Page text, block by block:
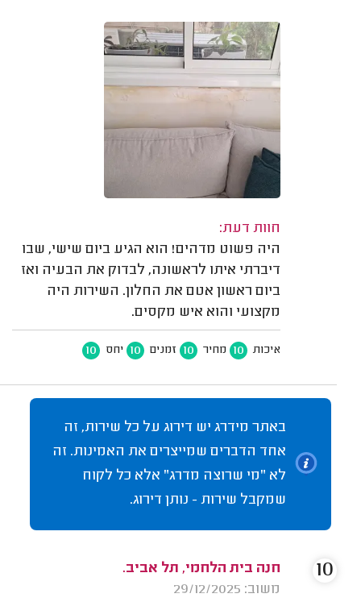
חוות דעת:
היה פשוט מדהים! הוא הגיע ביום שישי, שבו
דיברתי איתו לראשונה, לבדוק את הבעיה ואז
ביום ראשון אטם את החלון. השירות היה
מקצועי והוא איש מקסים.
איכות 10 מחיר 10 זמנים 10 יחס 10
באתר מידרג יש דירוג על כל שירות, זה
אחד הדברים שמייצרים את האמינות. זה
לא "מי שרוצה מדרג" אלא כל לקוח
שמקבל שירות - נותן דירוג.
חנה בית הלחמי, תל אביב.
משוב: 29/12/2025
10